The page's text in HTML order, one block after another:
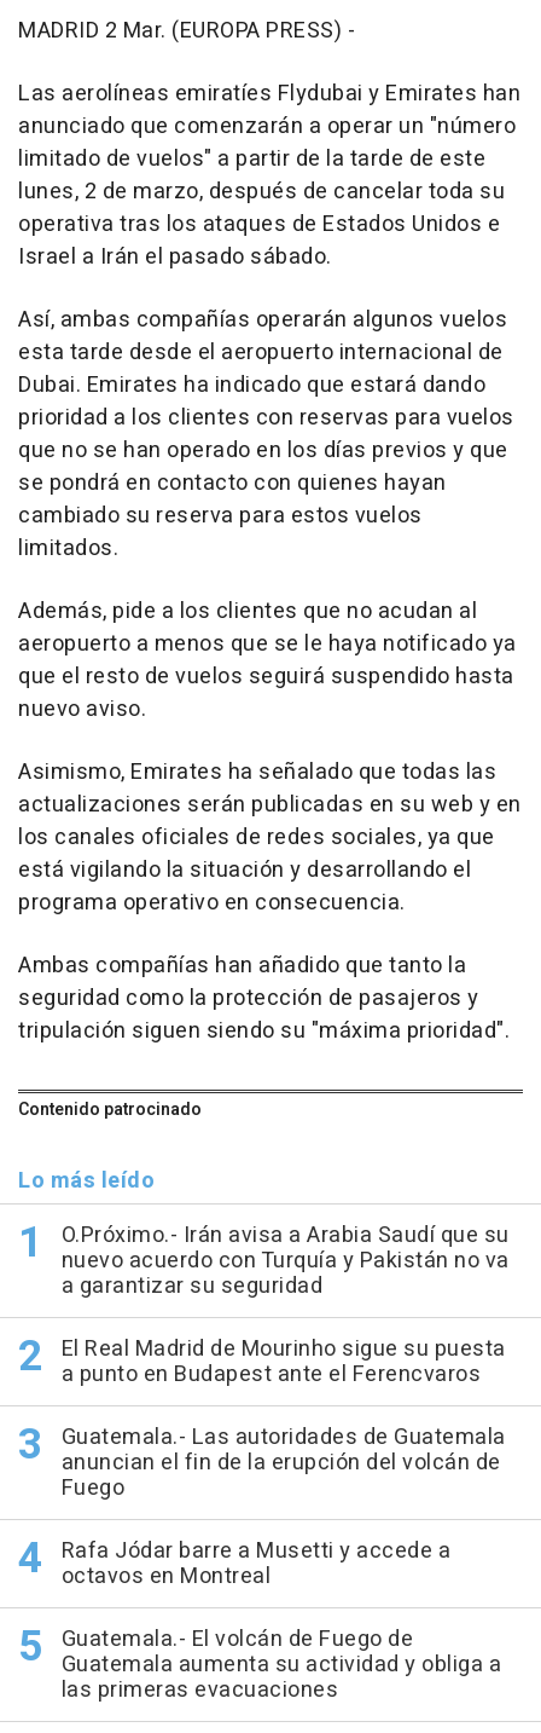
MADRID 2 Mar. (EUROPA PRESS) -
Las aerolíneas emiratíes Flydubai y Emirates han
anunciado que comenzarán a operar un "número
limitado de vuelos" a partir de la tarde de este
lunes, 2 de marzo, después de cancelar toda su
operativa tras los ataques de Estados Unidos e
Israel a Irán el pasado sábado.
Así, ambas compañías operarán algunos vuelos
esta tarde desde el aeropuerto internacional de
Dubai. Emirates ha indicado que estará dando
prioridad a los clientes con reservas para vuelos
que no se han operado en los días previos y que
se pondrá en contacto con quienes hayan
cambiado su reserva para estos vuelos
limitados.
Además, pide a los clientes que no acudan al
aeropuerto a menos que se le haya notificado ya
que el resto de vuelos seguirá suspendido hasta
nuevo aviso.
Asimismo, Emirates ha señalado que todas las
actualizaciones serán publicadas en su web y en
los canales oficiales de redes sociales, ya que
está vigilando la situación y desarrollando el
programa operativo en consecuencia.
Ambas compañías han añadido que tanto la
seguridad como la protección de pasajeros y
tripulación siguen siendo su "máxima prioridad".
Contenido patrocinado
Lo más leído
O.Próximo.- Irán avisa a Arabia Saudí que su
nuevo acuerdo con Turquía y Pakistán no va
a garantizar su seguridad
El Real Madrid de Mourinho sigue su puesta
a punto en Budapest ante el Ferencvaros
Guatemala.- Las autoridades de Guatemala
anuncian el fin de la erupción del volcán de
Fuego
Rafa Jódar barre a Musetti y accede a
octavos en Montreal
Guatemala.- El volcán de Fuego de
Guatemala aumenta su actividad y obliga a
las primeras evacuaciones